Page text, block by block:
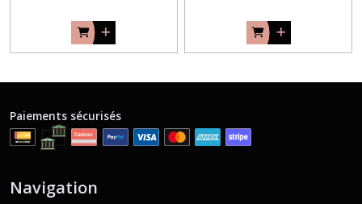
Paiements sécurisés
Navigation